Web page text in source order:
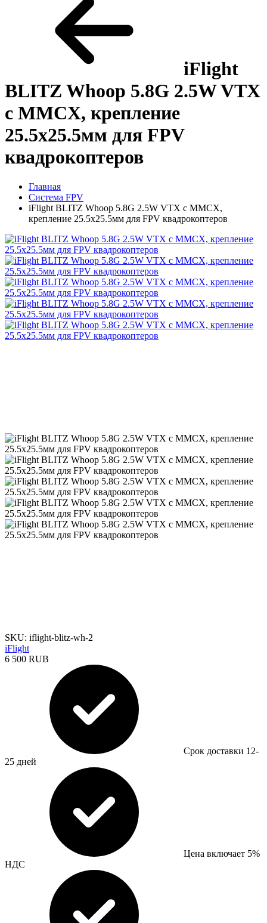
iFlight
BLITZ Whoop 5.8G 2.5W VTX
с MMCX, крепление
25.5x25.5мм для FPV
квадрокоптеров
Главная
Система FPV
iFlight BLITZ Whoop 5.8G 2.5W VTX с MMCX,
крепление 25.5x25.5мм для FPV квадрокоптеров
SKU: iflight-blitz-wh-2
iFlight
6 500 RUB
Срок доставки 12-
25 дней
Цена включает 5%
НДС